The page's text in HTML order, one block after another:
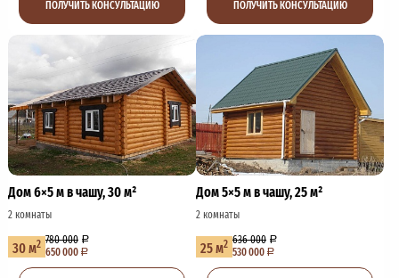
ПОЛУЧИТЬ КОНСУЛЬТАЦИЮ ПОЛУЧИТЬ КОНСУЛЬТАЦИЮ
Дом 6×5 м в чашу, 30 м²
2 комнаты
30 м2 780 000
650 000
Дом 5×5 м в чашу, 25 м²
2 комнаты
25 м2 636 000
530 000